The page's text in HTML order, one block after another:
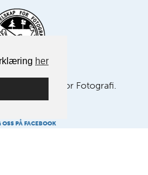
her
Norsk Selskap for Fotografi.
PÅ FACEBOOK